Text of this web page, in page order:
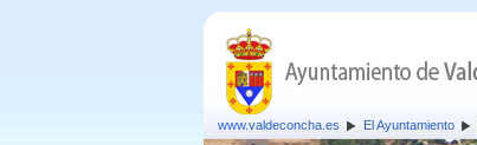
www.valdeconcha.es El Ayuntamiento